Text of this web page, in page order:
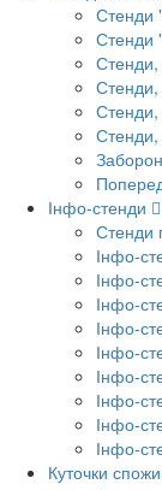
Стенди
Стенди
Стенди,
Стенди,
Стенди,
Інфо-стенди
Стенди
Інфо-
Інфо-
Інфо-
Інфо-
Інфо-
Інфо-
Інфо-
Інфо-
Інфо-
Куточки